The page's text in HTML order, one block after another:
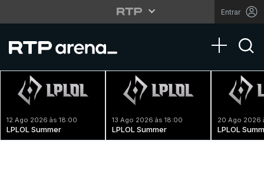
Entrar
Toggle
12 Ago 2026 às 18:00
LPLOL Summer
13 Ago 2026 às 18:00
LPLOL Summer
20 Ago 2026
LPLOL